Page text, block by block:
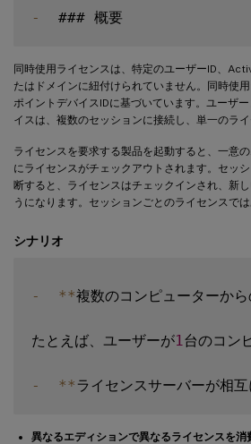
-
同時使用ライセンスは、特定のユーザーID、
たはドメインに紐付けられていません。同時使
ポイントデバイスIDに基づいています。ユーザ
イスは、複数のセッションに接続し、単一のライ
ライセンスを要求する製品を起動すると、一意
にライセンスがチェックアウトされます。セッ
断すると、ライセンスはチェックインされ、新
うになります。セッションごとのライセンスでは
シナリオ
- **複数のコンピューターか
たとえば、ユーザーが1 台のコン
- ** ライセンスサーバーが相互
異なるエディションで異なるライセンスを消